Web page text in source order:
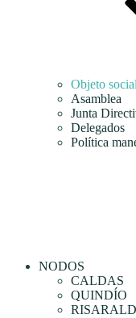
Objeto social
Asamblea
Junta
Delegados
Política
NODOS
CALDAS
QUINDÍO